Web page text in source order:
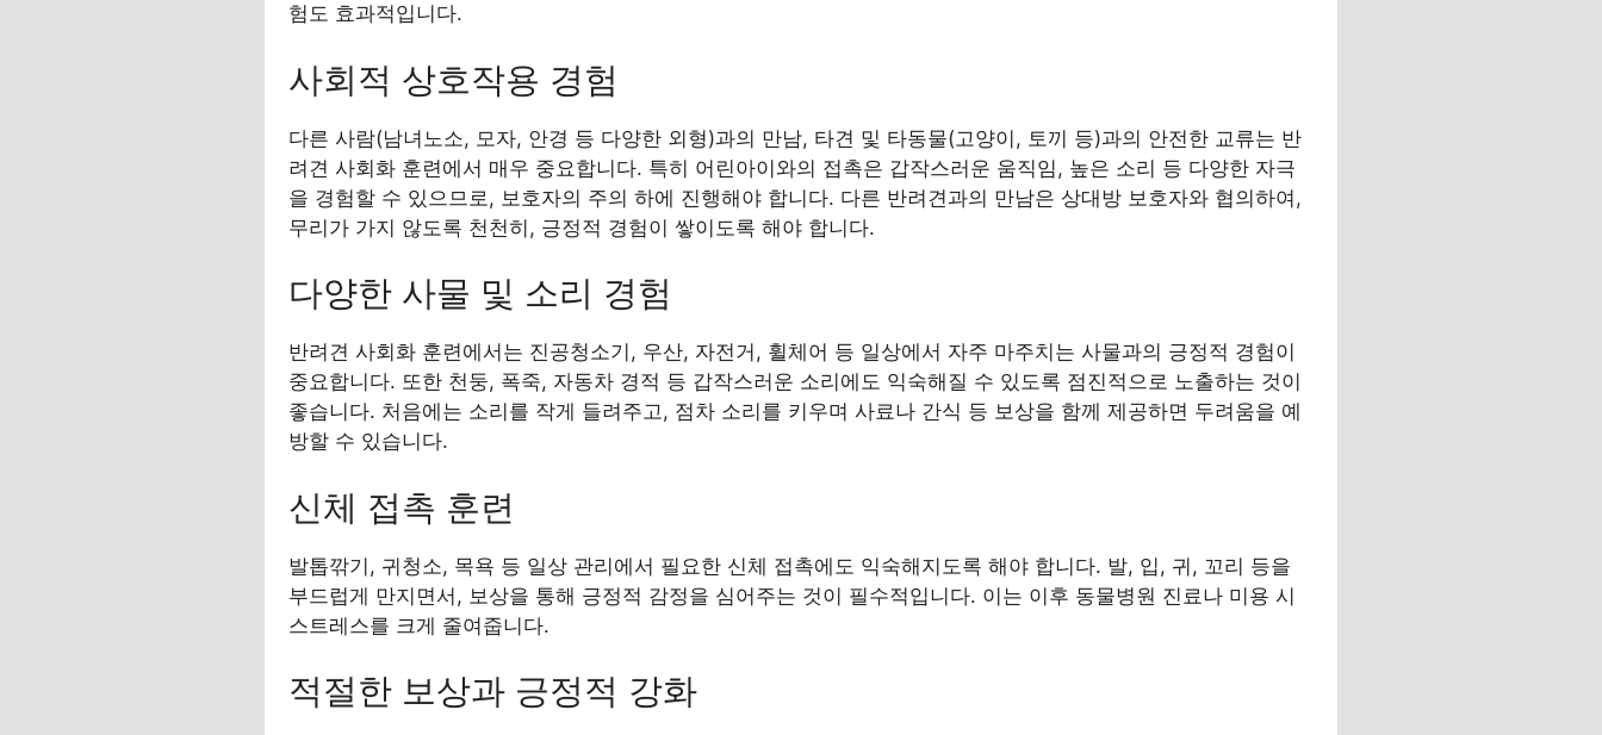
험도 효과적입니다.
사회적 상호작용 경험
다른 사람(남녀노소, 모자, 안경 등 다양한 외형)과의 만남, 타견 및 타동물(고양이, 토끼 등)과의 안전한 교류는 반
려견 사회화 훈련에서 매우 중요합니다. 특히 어린아이와의 접촉은 갑작스러운 움직임, 높은 소리 등 다양한 자극
을 경험할 수 있으므로, 보호자의 주의 하에 진행해야 합니다. 다른 반려견과의 만남은 상대방 보호자와 협의하여,
무리가 가지 않도록 천천히, 긍정적 경험이 쌓이도록 해야 합니다.
다양한 사물 및 소리 경험
반려견 사회화 훈련에서는 진공청소기, 우산, 자전거, 휠체어 등 일상에서 자주 마주치는 사물과의 긍정적 경험이
중요합니다. 또한 천둥, 폭죽, 자동차 경적 등 갑작스러운 소리에도 익숙해질 수 있도록 점진적으로 노출하는 것이
좋습니다. 처음에는 소리를 작게 들려주고, 점차 소리를 키우며 사료나 간식 등 보상을 함께 제공하면 두려움을 예
방할 수 있습니다.
신체 접촉 훈련
발톱깎기, 귀청소, 목욕 등 일상 관리에서 필요한 신체 접촉에도 익숙해지도록 해야 합니다. 발, 입, 귀, 꼬리 등을
부드럽게 만지면서, 보상을 통해 긍정적 감정을 심어주는 것이 필수적입니다. 이는 이후 동물병원 진료나 미용 시
스트레스를 크게 줄여줍니다.
적절한 보상과 긍정적 강화